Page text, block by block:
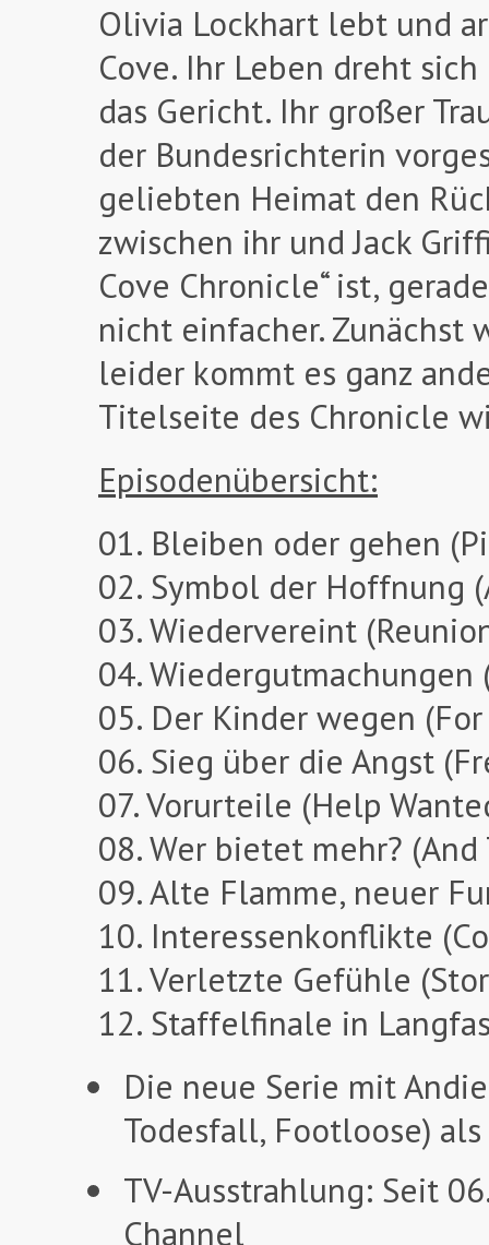
Olivia Lockhart lebt und
Cove. Ihr Leben dreht
das Gericht. Ihr großer
der Bundesrichterin
geliebten Heimat den
zwischen ihr und Jack
Cove Chronicle“ ist,
nicht einfacher.
leider kommt es ganz
Titelseite des Chronicle
Episodenübersicht:
01. Bleiben oder gehen
02. Symbol der Hoffnung
03. Wiedervereint
04. Wiedergutmachungen
05. Der Kinder wegen
06. Sieg über die Angst
07. Vorurteile (Help
08. Wer bietet mehr?
09. Alte Flamme, neuer
10. Interessenkonflikte
11. Verletzte Gefühle
12. Staffelfinale in
Die neue Serie mit
Todesfall, Footloose)
TV-Ausstrahlung: Seit
Channel